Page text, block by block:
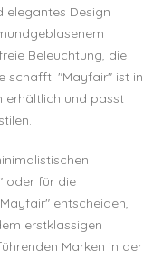
elegantes Design
Beleuchtung, die
schafft. "Mayfair" ist in
erhältlich und passt
oder für die
entscheiden,
erstklassigen
Marken in der